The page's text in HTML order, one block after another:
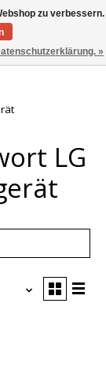
Ihr
LG
zu verbessern.
»